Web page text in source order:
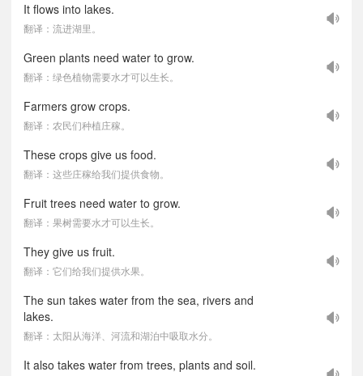
It flows into lakes.
翻译：流进湖里。
Green plants need water to grow.
翻译：绿色植物需要水才可以生长。
Farmers grow crops.
翻译：农民们种植庄稼。
These crops give us food.
翻译：这些庄稼给我们提供食物。
Fruit trees need water to grow.
翻译：果树需要水才可以生长。
They give us fruit.
翻译：它们给我们提供水果。
The sun takes water from the sea, rivers and
lakes.
翻译：太阳从海洋、河流和湖泊中吸取水分。
It also takes water from trees, plants and soil.